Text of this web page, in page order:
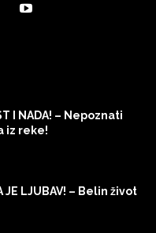
I NADA! – Nepoznati
iz reke!
JE LJUBAV! – Belin život